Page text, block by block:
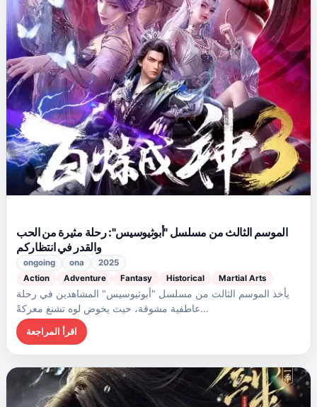
الموسم الثالث من مسلسل "أبوثيوسيس": رحلة مثيرة من الحب
والقدر في انتظاركم
ongoing ona
2025
Action
Adventure Fantasy Historical Martial Arts
يأخذ الموسم الثالث من مسلسل "أبوثيوسيس" المشاهدين في رحلة
عاطفية مشوقة، حيث يخوض لوه تشنغ معركةً…
اقرأ المراجعة